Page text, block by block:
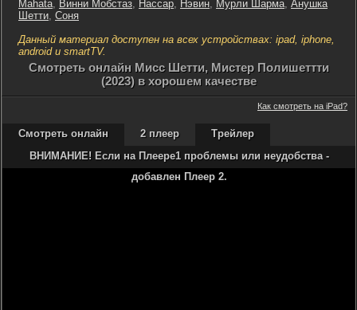
Mahata, Винни Мобстаз, Нассар, Нэвин, Мурли Шарма, Анушка
Шетти, Соня
Данный материал доступен на всех устройствах: ipad, iphone,
android и smartTV.
Cмотреть онлайн Мисс Шетти, Мистер Полишеттти
(2023) в хорошем качестве
Как смотреть на iPad?
Смотреть онлайн 2 плеер
Трейлер
ВНИМАНИЕ! Если на Плеере1 проблемы или неудобства -
добавлен Плеер 2.